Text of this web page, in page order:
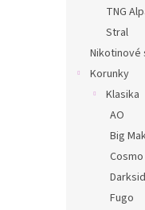
TNG
Stral
Nikotinové
Korunky
Klasika
AO
Big
Fugo